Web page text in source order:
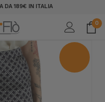
189€ IN ITALIA
0